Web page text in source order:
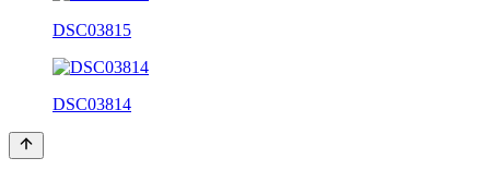
DSC03815
DSC03814